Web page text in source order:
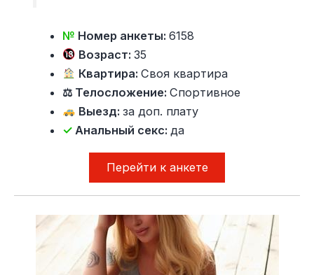
№ Номер анкеты:6158
Возраст: 35
Квартира: Своя квартира
⚖ Телосложение:Спортивное
Выезд: за доп. плату
✓ Анальный секс: да
Перейти к анкете